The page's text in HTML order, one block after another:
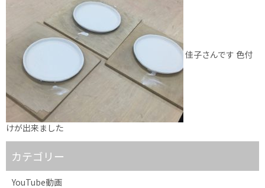
佳子さんです 色付
けが出来ました
カテゴリー
YouTube動画